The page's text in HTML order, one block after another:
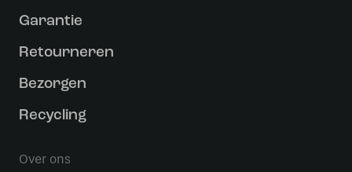
Garantie
Retourneren
Bezorgen
Recycling
Over ons